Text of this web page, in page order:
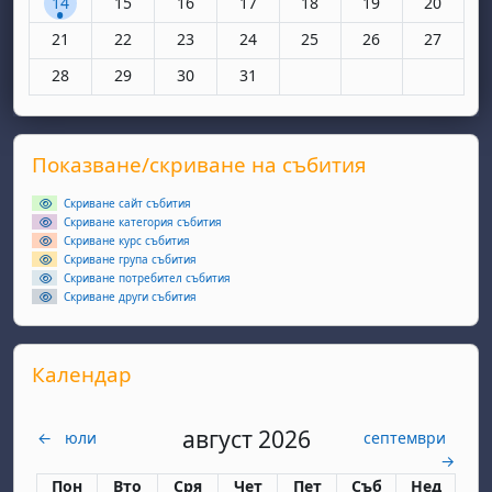
Няма събития, понеделник, 21 октомври
21 Няма събития, вторник, 22 октомври
22 Няма събития, сряда, 23 октомври
23 Няма събития, четвъртък, 24
24 Няма събития, петък, 25
25 Няма събития,
26 Няма
27
Няма събития, понеделник, 28 октомври
28 Няма събития, вторник, 29 октомври
29 Няма събития, сряда, 30 октомври
30 Няма събития, четвъртък, 31
31
Supplementary blocks
Прескочи Показване/скриване на събития
Показване/скриване на събития
Скриване сайт събития
Скриване категория събития
Скриване курс събития
Скриване група събития
Скриване потребител събития
Скриване други събития
Прескочи Календар
Календар
← юли август 2026
септември
→
Понеделник
Пон вторник
Вто сряда
Сря четвъртък
Чет петък
Пет събота
Съб неделя
Нед